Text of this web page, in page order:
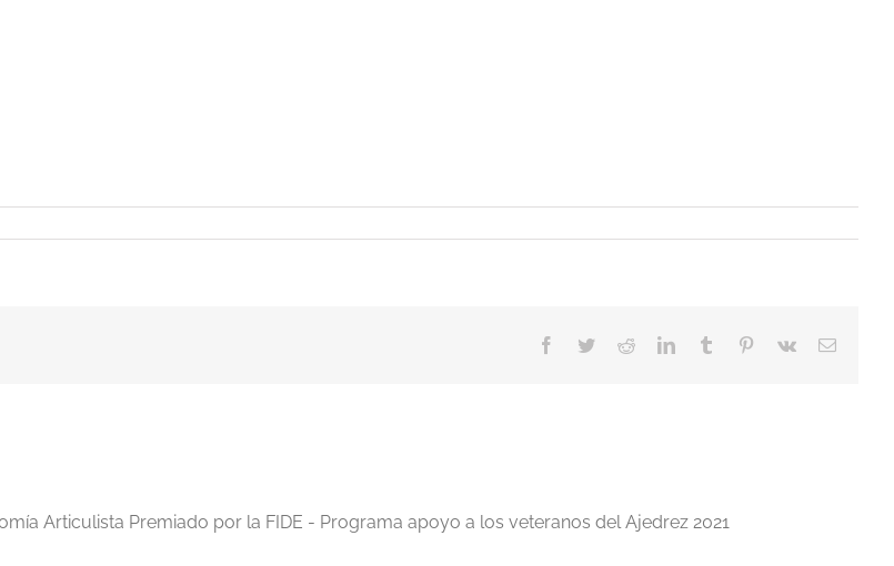
Facebook
TwitterRedditLinkedInTumblr Pinterest
Vk
Correo
Articulista Premiado por la FIDE - Programa apoyo a los veteranos del Ajedrez 2021